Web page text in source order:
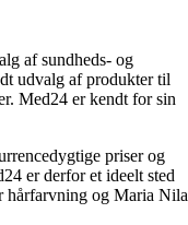
af sundheds- og
udvalg af produkter til
Med24 er kendt for sin
priser og
er derfor et ideelt sted
hårfarvning og Maria Nila